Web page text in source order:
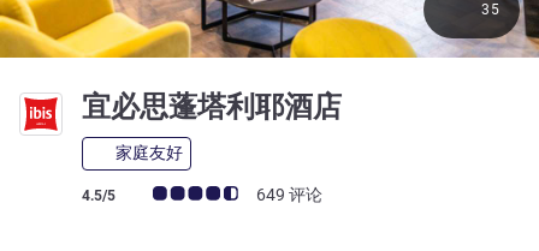
宜必思蓬塔利耶酒店
家庭友好
客户意见评级 (ALL 评级)
4.5/5 649 评论
35